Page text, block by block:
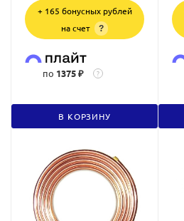
+ 165 бонусных рублей
на счет
?
по 1375 ₽ ?
В КОРЗИНУ